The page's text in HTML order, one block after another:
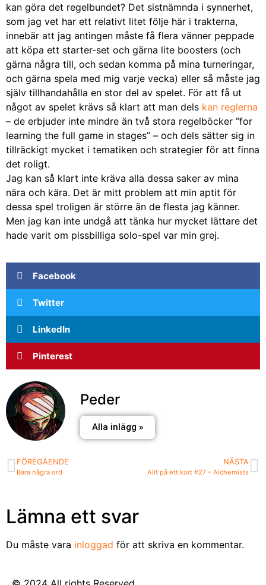
kan göra det regelbundet? Det sistnämnda i synnerhet,
som jag vet har ett relativt litet följe här i trakterna,
innebär att jag antingen måste få flera vänner peppade
att köpa ett starter-set och gärna lite boosters (och
gärna några till, och sedan komma på mina turneringar,
och gärna spela med mig varje vecka) eller så måste jag
själv tillhandahålla en stor del av spelet. För att få ut
något av spelet krävs så klart att man dels kan reglerna
– de erbjuder inte mindre än två stora regelböcker ”for
learning the full game in stages” – och dels sätter sig in
tillräckigt mycket i tematiken och strategier för att finna
det roligt.
Jag kan så klart inte kräva alla dessa saker av mina
nära och kära. Det är mitt problem att min aptit för
dessa spel troligen är större än de flesta jag känner.
Men jag kan inte undgå att tänka hur mycket lättare det
hade varit om pissbilliga solo-spel var min grej.
Facebook
Twitter
LinkedIn
Pinterest
Peder
Alla inlägg »
FÖREGÅENDE
Bara några ord
NÄSTA
Allt på ett kort #27 – Alchemists
Lämna ett svar
Du måste vara inloggad för att skriva en kommentar.